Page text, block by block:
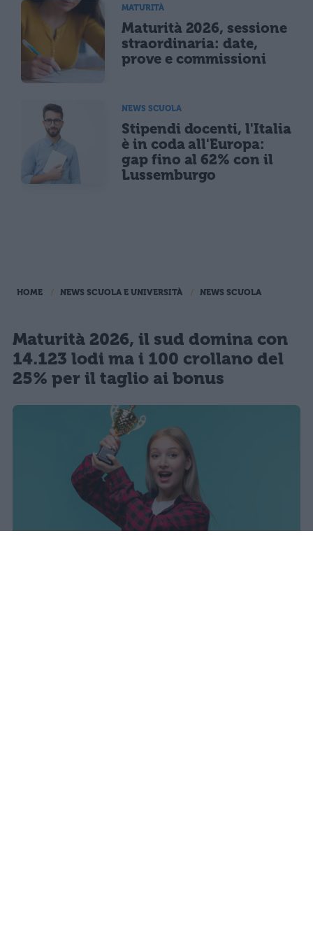
MATURITÀ
Maturità 2026, sessione
straordinaria: date,
prove e commissioni
NEWS SCUOLA
Stipendi docenti, l'Italia
è in coda all'Europa:
gap fino al 62% con il
Lussemburgo
HOME NEWS SCUOLA E UNIVERSITÀ NEWS SCUOLA
Maturità 2026, il sud domina con
14.123 lodi ma i 100 crollano del
25% per il taglio ai bonus